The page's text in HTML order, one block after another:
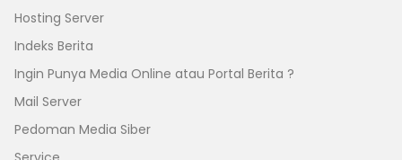
Hosting Server
Indeks Berita
Ingin Punya Media Online atau Portal Berita ?
Mail Server
Pedoman Media Siber